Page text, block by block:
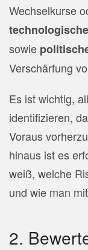
Wechselkurse
sowie
Verschärfung
Es ist wichtig,
identifizieren,
Voraus
hinaus ist es
weiß, welche
und wie man
2.